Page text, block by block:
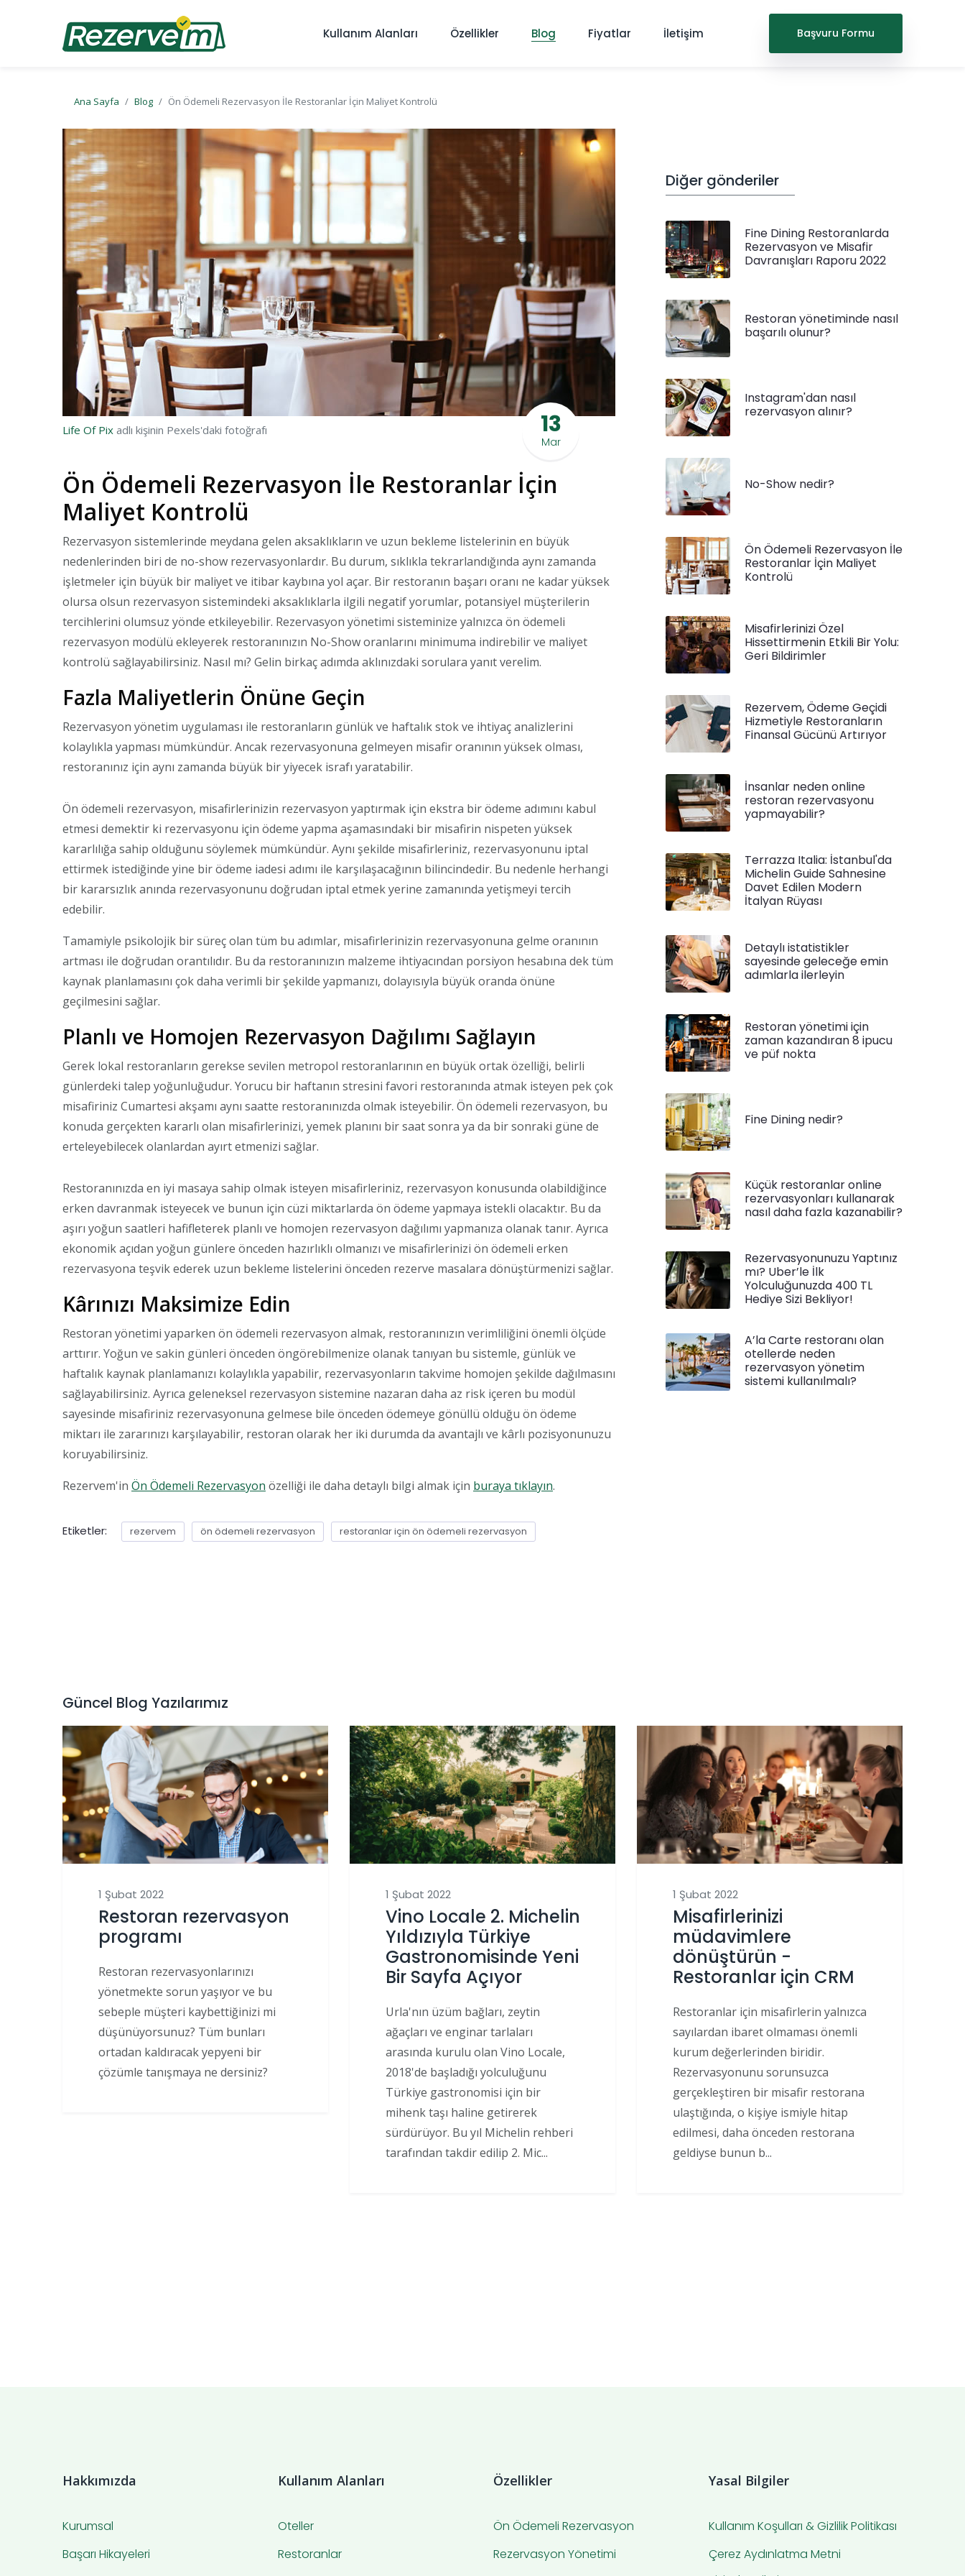
Kullanım Alanları Özellikler Blog Fiyatlar İletişim Başvuru Formu
Ana Sayfa Blog Ön Ödemeli Rezervasyon İle Restoranlar İçin Maliyet Kontrolü
Life Of Pix adlı kişinin Pexels'daki fotoğrafı 13
Mar
Ön Ödemeli Rezervasyon İle Restoranlar İçin
Maliyet Kontrolü
Rezervasyon sistemlerinde meydana gelen aksaklıkların ve uzun bekleme listelerinin en büyük
nedenlerinden biri de no-show rezervasyonlardır. Bu durum, sıklıkla tekrarlandığında aynı zamanda
işletmeler için büyük bir maliyet ve itibar kaybına yol açar. Bir restoranın başarı oranı ne kadar yüksek
olursa olsun rezervasyon sistemindeki aksaklıklarla ilgili negatif yorumlar, potansiyel müşterilerin
tercihlerini olumsuz yönde etkileyebilir. Rezervasyon yönetimi sisteminize yalnızca ön ödemeli
rezervasyon modülü ekleyerek restoranınızın No-Show oranlarını minimuma indirebilir ve maliyet
kontrolü sağlayabilirsiniz. Nasıl mı? Gelin birkaç adımda aklınızdaki sorulara yanıt verelim.
Fazla Maliyetlerin Önüne Geçin
Rezervasyon yönetim uygulaması ile restoranların günlük ve haftalık stok ve ihtiyaç analizlerini
kolaylıkla yapması mümkündür. Ancak rezervasyonuna gelmeyen misafir oranının yüksek olması,
restoranınız için aynı zamanda büyük bir yiyecek israfı yaratabilir.
Ön ödemeli rezervasyon, misafirlerinizin rezervasyon yaptırmak için ekstra bir ödeme adımını kabul
etmesi demektir ki rezervasyonu için ödeme yapma aşamasındaki bir misafirin nispeten yüksek
kararlılığa sahip olduğunu söylemek mümkündür. Aynı şekilde misafirleriniz, rezervasyonunu iptal
ettirmek istediğinde yine bir ödeme iadesi adımı ile karşılaşacağının bilincindedir. Bu nedenle herhangi
bir kararsızlık anında rezervasyonunu doğrudan iptal etmek yerine zamanında yetişmeyi tercih
edebilir.
Tamamiyle psikolojik bir süreç olan tüm bu adımlar, misafirlerinizin rezervasyonuna gelme oranının
artması ile doğrudan orantılıdır. Bu da restoranınızın malzeme ihtiyacından porsiyon hesabına dek tüm
kaynak planlamasını çok daha verimli bir şekilde yapmanızı, dolayısıyla büyük oranda önüne
geçilmesini sağlar.
Planlı ve Homojen Rezervasyon Dağılımı Sağlayın
Gerek lokal restoranların gerekse sevilen metropol restoranlarının en büyük ortak özelliği, belirli
günlerdeki talep yoğunluğudur. Yorucu bir haftanın stresini favori restoranında atmak isteyen pek çok
misafiriniz Cumartesi akşamı aynı saatte restoranınızda olmak isteyebilir. Ön ödemeli rezervasyon, bu
konuda gerçekten kararlı olan misafirlerinizi, yemek planını bir saat sonra ya da bir sonraki güne de
erteleyebilecek olanlardan ayırt etmenizi sağlar.
Restoranınızda en iyi masaya sahip olmak isteyen misafirleriniz, rezervasyon konusunda olabildiğince
erken davranmak isteyecek ve bunun için cüzi miktarlarda ön ödeme yapmaya istekli olacaktır. Bu da
aşırı yoğun saatleri hafifleterek planlı ve homojen rezervasyon dağılımı yapmanıza olanak tanır. Ayrıca
ekonomik açıdan yoğun günlere önceden hazırlıklı olmanızı ve misafirlerinizi ön ödemeli erken
rezervasyona teşvik ederek uzun bekleme listelerini önceden rezerve masalara dönüştürmenizi sağlar.
Kârınızı Maksimize Edin
Restoran yönetimi yaparken ön ödemeli rezervasyon almak, restoranınızın verimliliğini önemli ölçüde
arttırır. Yoğun ve sakin günleri önceden öngörebilmenize olanak tanıyan bu sistemle, günlük ve
haftalık kaynak planlamanızı kolaylıkla yapabilir, rezervasyonların takvime homojen şekilde dağılmasını
sağlayabilirsiniz. Ayrıca geleneksel rezervasyon sistemine nazaran daha az risk içeren bu modül
sayesinde misafiriniz rezervasyonuna gelmese bile önceden ödemeye gönüllü olduğu ön ödeme
miktarı ile zararınızı karşılayabilir, restoran olarak her iki durumda da avantajlı ve kârlı pozisyonunuzu
koruyabilirsiniz.
Rezervem'in Ön Ödemeli Rezervasyon özelliği ile daha detaylı bilgi almak için buraya tıklayın.
Etiketler: rezervem ön ödemeli rezervasyon restoranlar için ön ödemeli rezervasyon
Diğer gönderiler
Fine Dining Restoranlarda
Rezervasyon ve Misafir
Davranışları Raporu 2022
Restoran yönetiminde nasıl
başarılı olunur?
Instagram'dan nasıl
rezervasyon alınır?
No-Show nedir?
Ön Ödemeli Rezervasyon İle
Restoranlar İçin Maliyet
Kontrolü
Misafirlerinizi Özel
Hissettirmenin Etkili Bir Yolu:
Geri Bildirimler
Rezervem, Ödeme Geçidi
Hizmetiyle Restoranların
Finansal Gücünü Artırıyor
İnsanlar neden online
restoran rezervasyonu
yapmayabilir?
Terrazza Italia: İstanbul'da
Michelin Guide Sahnesine
Davet Edilen Modern
İtalyan Rüyası
Detaylı istatistikler
sayesinde geleceğe emin
adımlarla ilerleyin
Restoran yönetimi için
zaman kazandıran 8 ipucu
ve püf nokta
Fine Dining nedir?
Küçük restoranlar online
rezervasyonları kullanarak
nasıl daha fazla kazanabilir?
Rezervasyonunuzu Yaptınız
mı? Uber’le İlk
Yolculuğunuzda 400 TL
Hediye Sizi Bekliyor!
A’la Carte restoranı olan
otellerde neden
rezervasyon yönetim
sistemi kullanılmalı?
Güncel Blog Yazılarımız
1 Şubat 2022
Restoran rezervasyon
programı
Restoran rezervasyonlarınızı
yönetmekte sorun yaşıyor ve bu
sebeple müşteri kaybettiğinizi mi
düşünüyorsunuz? Tüm bunları
ortadan kaldıracak yepyeni bir
çözümle tanışmaya ne dersiniz?
1 Şubat 2022
Vino Locale 2. Michelin
Yıldızıyla Türkiye
Gastronomisinde Yeni
Bir Sayfa Açıyor
Urla'nın üzüm bağları, zeytin
ağaçları ve enginar tarlaları
arasında kurulu olan Vino Locale,
2018'de başladığı yolculuğunu
Türkiye gastronomisi için bir
mihenk taşı haline getirerek
sürdürüyor. Bu yıl Michelin rehberi
tarafından takdir edilip 2. Mic...
1 Şubat 2022
Misafirlerinizi
müdavimlere
dönüştürün -
Restoranlar için CRM
Restoranlar için misafirlerin yalnızca
sayılardan ibaret olmaması önemli
kurum değerlerinden biridir.
Rezervasyonunu sorunsuzca
gerçekleştiren bir misafir restorana
ulaştığında, o kişiye ismiyle hitap
edilmesi, daha önceden restorana
geldiyse bunun b...
Hakkımızda
Kurumsal
Başarı Hikayeleri
Kullanım Alanları
Oteller
Restoranlar
Özellikler
Ön Ödemeli Rezervasyon
Rezervasyon Yönetimi
Yasal Bilgiler
Kullanım Koşulları & Gizlilik Politikası
Çerez Aydınlatma Metni